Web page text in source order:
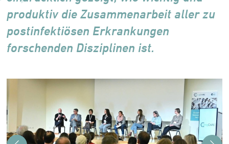
produktiv die Zusammenarbeit aller zu
postinfektiösen Erkrankungen
forschenden Disziplinen ist.